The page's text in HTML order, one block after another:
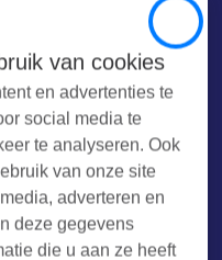
Close
van cookies
en advertenties te
social media te
te analyseren. Ook
van onze site
adverteren en
deze gegevens
die u aan ze heeft